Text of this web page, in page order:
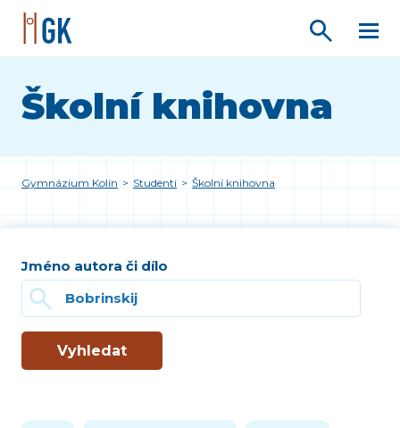
Školní knihovna
Gymnázium Kolín > Studenti > Školní knihovna
Jméno autora či dílo
Vyhledat